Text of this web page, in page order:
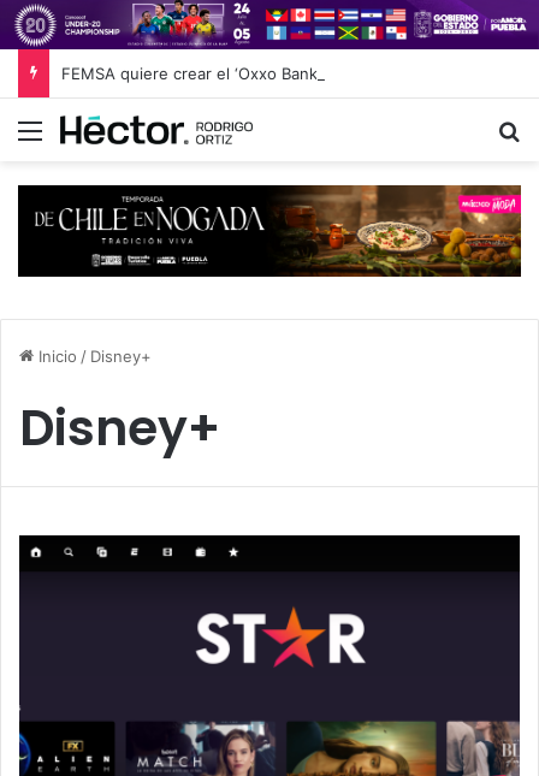
Menú
Inicio / Disney+
Disney+